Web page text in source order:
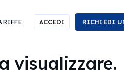
ACCEDI RICHIEDI
visualizzare.